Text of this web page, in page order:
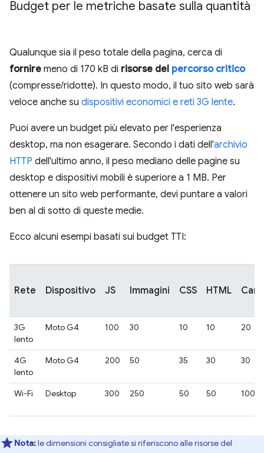
Budget per le metriche basate sulla quantità
Qualunque sia il peso totale della pagina, cerca di
fornire meno di 170 kB di risorse del percorso critico
(compresse/ridotte). In questo modo, il tuo sito web sarà
veloce anche su dispositivi economici e reti 3G lente.
Puoi avere un budget più elevato per l'esperienza
desktop, ma non esagerare. Secondo i dati dell'archivio
HTTP dell'ultimo anno, il peso mediano delle pagine su
desktop e dispositivi mobili è superiore a 1 MB. Per
ottenere un sito web performante, devi puntare a valori
ben al di sotto di queste medie.
Ecco alcuni esempi basati sui budget TTI:
Rete Dispositivo JS Immagini CSS HTML
3G
lento
Moto G4 100 30 10 10 20
4G
lento
Moto G4 200 50 35 30 30
Wi-Fi Desktop 300 250 50 50 100
Nota:le dimensioni consigliate si riferiscono alle risorse del